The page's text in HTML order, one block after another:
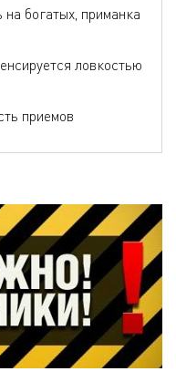
богатых, приманка
ловкостью
приемов